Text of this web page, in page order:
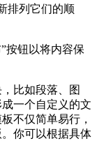
排列它们的顺
按钮以将内容保
比如段落、图
一个自定义的文
不仅简单易行，
你可以根据具体